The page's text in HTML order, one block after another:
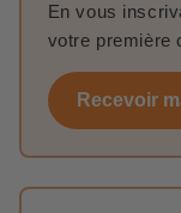
En vous
votre première
Recevoir